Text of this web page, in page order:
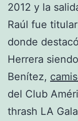
2012 y la
Raúl fue
donde
Herrera
Benítez,
del Club
thrash LA